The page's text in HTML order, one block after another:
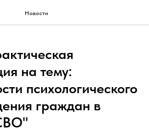
Новости
на тему:
психологического
граждан в